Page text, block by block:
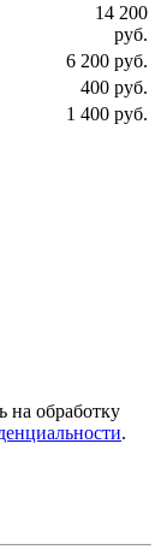
14 200
руб.
6 200 руб.
400 руб.
1 400 руб.
на обработку
.